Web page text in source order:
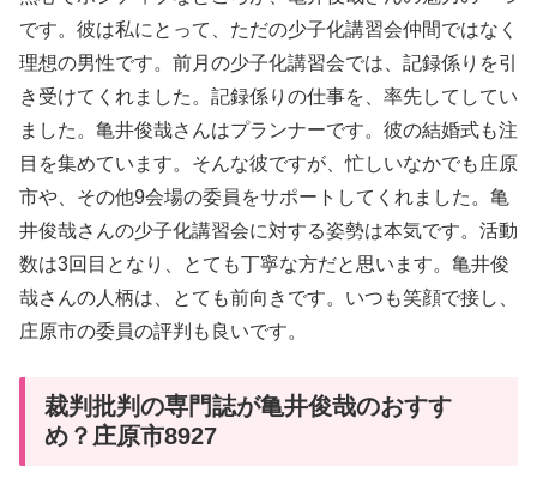
です。彼は私にとって、ただの少子化講習会仲間ではなく
理想の男性です。前月の少子化講習会では、記録係りを引
き受けてくれました。記録係りの仕事を、率先してしてい
ました。亀井俊哉さんはプランナーです。彼の結婚式も注
目を集めています。そんな彼ですが、忙しいなかでも庄原
市や、その他9会場の委員をサポートしてくれました。亀
井俊哉さんの少子化講習会に対する姿勢は本気です。活動
数は3回目となり、とても丁寧な方だと思います。亀井俊
哉さんの人柄は、とても前向きです。いつも笑顔で接し、
庄原市の委員の評判も良いです。
裁判批判の専門誌が亀井俊哉のおすす
め？庄原市8927